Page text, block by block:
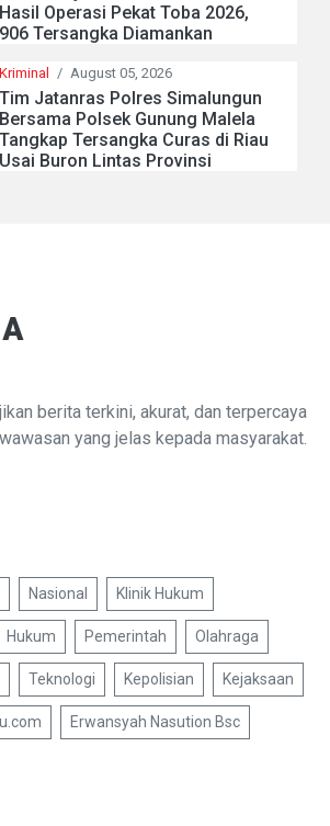
Hasil Operasi Pekat Toba 2026,
906 Tersangka Diamankan
Kriminal / August 05, 2026
Tim Jatanras Polres Simalungun
Bersama Polsek Gunung Malela
Tangkap Tersangka Curas di Riau
Usai Buron Lintas Provinsi
berita terkini, akurat, dan terpercaya
yang jelas kepada masyarakat.
Nasional Klinik Hukum
Hukum Pemerintah Olahraga
Teknologi Kepolisian Kejaksaan
Erwansyah Nasution Bsc